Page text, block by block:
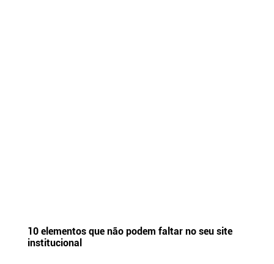
10 elementos que não podem faltar no seu site
institucional